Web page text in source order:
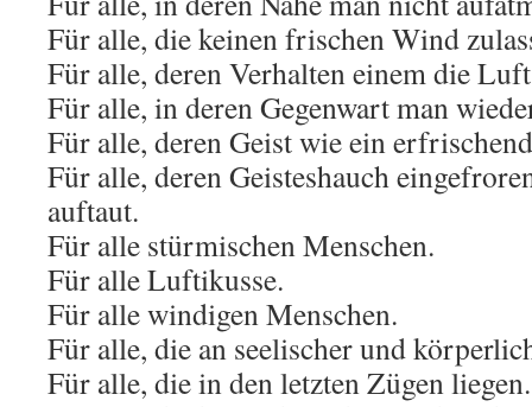
Für alle, die keinen frischen Wind
Für alle, deren Verhalten einem die
Für alle, in deren Gegenwart man
Für alle, deren Geist wie ein
Für alle, deren Geisteshauch
auftaut.
Für alle stürmischen Menschen.
Für alle Luftikusse.
Für alle windigen Menschen.
Für alle, die an seelischer und
Für alle, die in den letzten Zügen liegen.